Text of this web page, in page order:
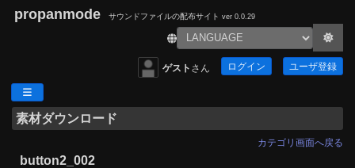
propanmode サウンドファイルの配布サイト ver 0.0.29
ゲスト さん ログイン ユーザ登録
素材ダウンロード
カテゴリ画面へ戻る
button2_002